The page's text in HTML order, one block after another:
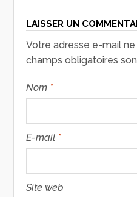
LAISSER UN
Votre adresse e-mail
champs obligatoires
Nom *
E-mail *
Site web